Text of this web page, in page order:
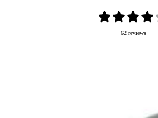
62 reviews